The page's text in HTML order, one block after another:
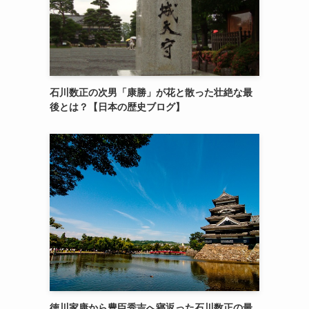
石川数正の次男「康勝」が花と散った壮絶な最
後とは？【日本の歴史ブログ】